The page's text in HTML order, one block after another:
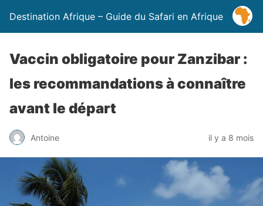
Destination Afrique – Guide du Safari en Afrique
Vaccin obligatoire pour Zanzibar :
les recommandations à connaître
avant le départ
Antoine il y a 8 mois